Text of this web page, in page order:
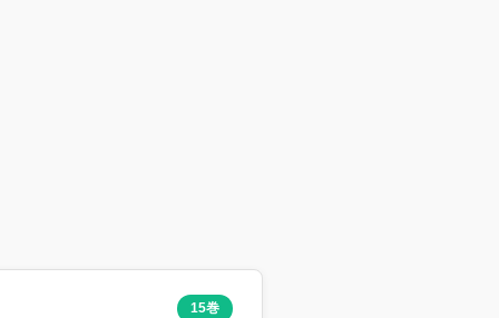
15巻